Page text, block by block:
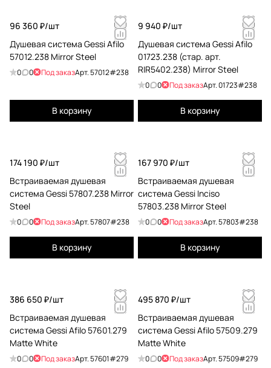
96 360 ₽/шт
Душевая система Gessi Afilo
57012.238 Mirror Steel
0 0 Под заказАрт.57012#238
В корзину
9 940 ₽/шт
Душевая система Gessi Afilo
01723.238 (стар. арт.
RIR5402.238) Mirror Steel
0 0 Под заказАрт.01723#238
В корзину
174 190 ₽/шт
Встраиваемая душевая
система Gessi 57807.238 Mirror
Steel
0 0 Под заказАрт.57807#238
В корзину
167 970 ₽/шт
Встраиваемая душевая
система Gessi Inciso
57803.238 Mirror Steel
0 0 Под заказАрт.57803#238
В корзину
386 650 ₽/шт
Встраиваемая душевая
система Gessi Afilo 57601.279
Matte White
0 0 Под заказАрт.57601#279
495 870 ₽/шт
Встраиваемая душевая
система Gessi Afilo 57509.279
Matte White
0 0 Под заказАрт.57509#279